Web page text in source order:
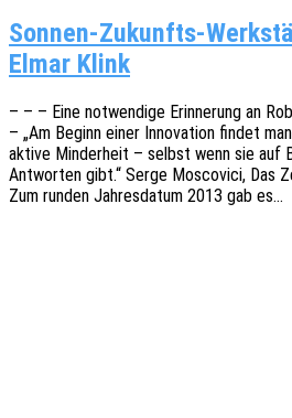
Sonnen-Zukunfts-
Elmar Klink
– – – Eine notwen­di­ge Erin­ne­rung an
– „Am Beginn einer Inno­va­ti­on findet
aktive Minder­heit – selbst wenn sie auf
Antwor­ten gibt.“ Serge Mosco­vici, Das
Zum runden Jahres­da­tum 2013 gab es…